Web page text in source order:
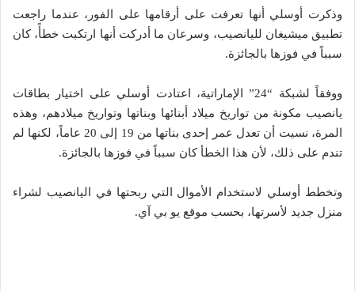
وذكرت أوسلي أنها تعرفت على أرقامها على الفور، عندما راجعت
تطبيق ميشيغان لليانصيب، وسرعان ما أدركت أنها ارتكبت خطأً، كان
سبباً في فوزها بالجائزة.
ووفقاً لشبكة “24” الإماراتية، اعتادت أوسلي على اختيار بطاقات
يانصيب مكونة من تواريخ ميلاد أبنائها وبناتها وتواريخ ميلادهم، وهذه
المرة، نسيت أن تعدل عمر إحدى بناتها من 19 إلى 20 عاماً، لكنها لم
تندم على ذلك، لأن هذا الخطأ كان سبباً في فوزها بالجائزة.
وتخطط أوسلي لاستخدام الأموال التي ربحتها في اليانصيب لشراء
منزل جديد لأسرتها، بحسب موقع يو بي آي.